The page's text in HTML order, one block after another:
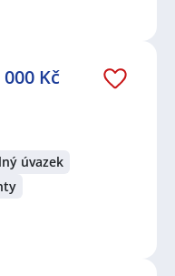
Kč
úvazek